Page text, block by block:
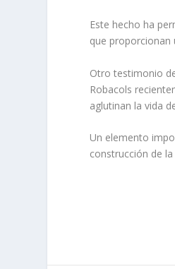
Este hecho ha
que proporcionan
Otro testimonio
Robacols
aglutinan la vida
Un elemento
construcción de